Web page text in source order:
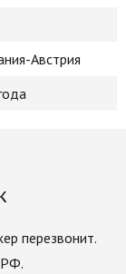
Австрия
перезвонит.
РФ.